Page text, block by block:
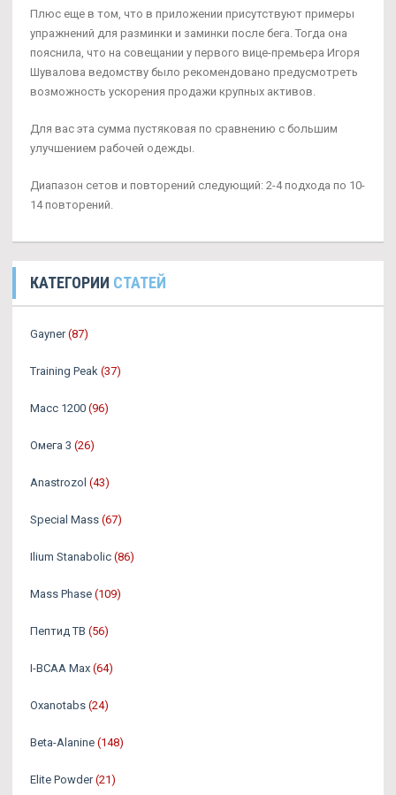
Плюс еще в том, что в приложении присутствуют примеры
упражнений для разминки и заминки после бега. Тогда она
пояснила, что на совещании у первого вице-премьера Игоря
Шувалова ведомству было рекомендовано предусмотреть
возможность ускорения продажи крупных активов.
Для вас эта сумма пустяковая по сравнению с большим
улучшением рабочей одежды.
Диапазон сетов и повторений следующий: 2-4 подхода по 10-
14 повторений.
КАТЕГОРИИ СТАТЕЙ
Gayner (87)
Training Peak (37)
Масс 1200 (96)
Омега 3 (26)
Аnastrozol (43)
Special Mass (67)
Ilium Stanabolic (86)
Mass Phase (109)
Пептид TB (56)
I-BCAA Max (64)
Oxanotabs (24)
Beta-Alanine (148)
Elite Powder (21)